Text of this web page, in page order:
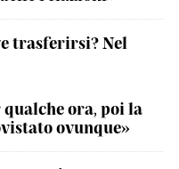
trasferirsi? Nel
qualche ora, poi la
ovunque»